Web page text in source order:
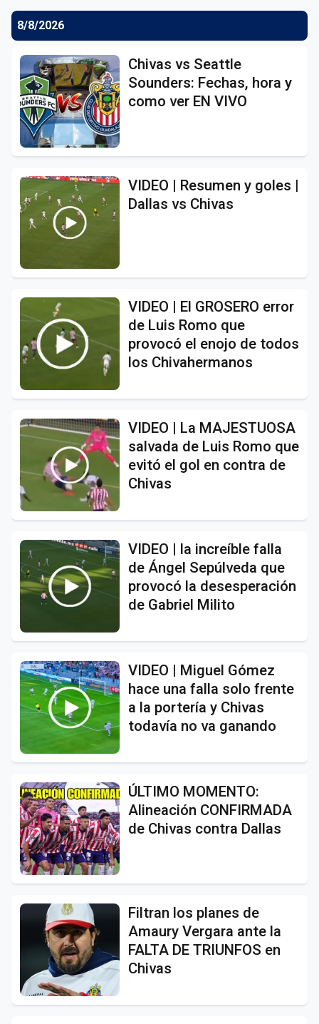
8/8/2026
Chivas vs Seattle
Sounders: Fechas, hora y
como ver EN VIVO
VIDEO | Resumen y goles |
Dallas vs Chivas
VIDEO | El GROSERO error
de Luis Romo que
provocó el enojo de todos
los Chivahermanos
VIDEO | La MAJESTUOSA
salvada de Luis Romo que
evitó el gol en contra de
Chivas
VIDEO | la increíble falla
de Ángel Sepúlveda que
provocó la desesperación
de Gabriel Milito
VIDEO | Miguel Gómez
hace una falla solo frente
a la portería y Chivas
todavía no va ganando
ÚLTIMO MOMENTO:
Alineación CONFIRMADA
de Chivas contra Dallas
Filtran los planes de
Amaury Vergara ante la
FALTA DE TRIUNFOS en
Chivas